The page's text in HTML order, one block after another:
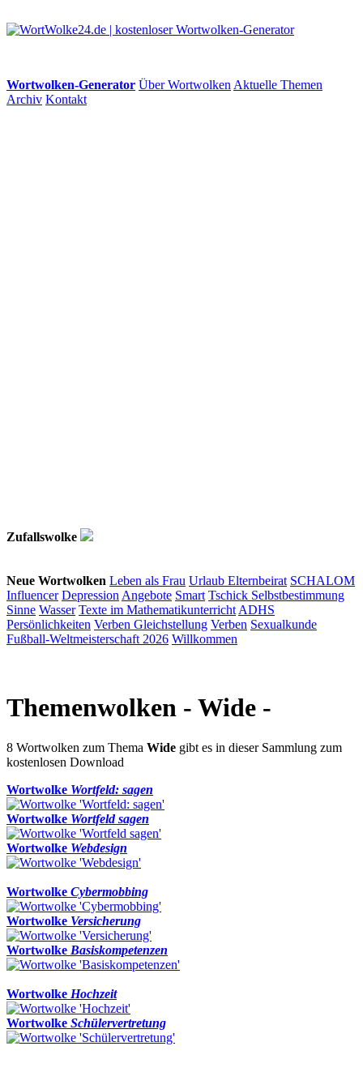
Wortwolken-Generator Über Wortwolken Aktuelle Themen
Archiv Kontakt
Zufallswolke
Neue Wortwolken Leben als Frau Urlaub Elternbeirat SCHALOM
Influencer Depression Angebote Smart Tschick Selbstbestimmung
Sinne Wasser Texte im Mathematikunterricht ADHS
Persönlichkeiten Verben Gleichstellung Verben Sexualkunde
Fußball-Weltmeisterschaft 2026 Willkommen
Themenwolken - Wide -
8 Wortwolken zum Thema Wide gibt es in dieser Sammlung zum
kostenlosen Download
Wortwolke Wortfeld: sagen
Wortwolke Wortfeld sagen
Wortwolke Webdesign
Wortwolke Cybermobbing
Wortwolke Versicherung
Wortwolke Basiskompetenzen
Wortwolke Hochzeit
Wortwolke Schülervertretung